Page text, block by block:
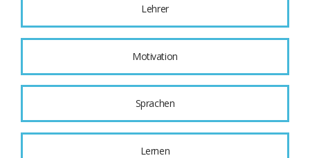
Lehrer
Motivation
Sprachen
Lernen